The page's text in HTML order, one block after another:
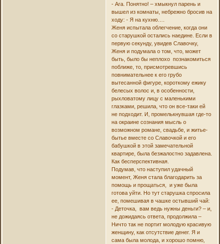
- Ага. Понятно! – хмыкнул парень и
вышел из комнаты, небрежно бросив на
ходу: - Я на кухню….
Женя испытала облегчение, когда они
со старушкой остались наедине. Если в
первую секунду, увидев Славочку,
Женя и подумала о том, что, может
быть, было бы неплохо познакомиться
поближе, то, присмотревшись
повнимательнее к его грубо
вытесанной фигуре, короткому ежику
белесых волос и, в особенности,
рыхловатому лицу с маленькими
глазками, решила, что он все-таки ей
не подходит. И, промелькнувшая где-то
на окраине сознания мысль о
возможном романе, свадьбе, и житье-
бытье вместе со Славочкой и его
бабушкой в этой замечательной
квартире, была безжалостно задавлена.
Как бесперспективная.
Подумав, что наступил удачный
момент, Женя стала благодарить за
помощь и прощаться, и уже была
готова уйти. Но тут старушка спросила
ее, помешивая в чашке остывший чай:
- Деточка, вам ведь нужны деньги? – и,
не дожидаясь ответа, продолжила –
Ничто так не портит молодую красивую
женщину, как отсутствие денег. Я и
сама была молода, и хорошо помню,